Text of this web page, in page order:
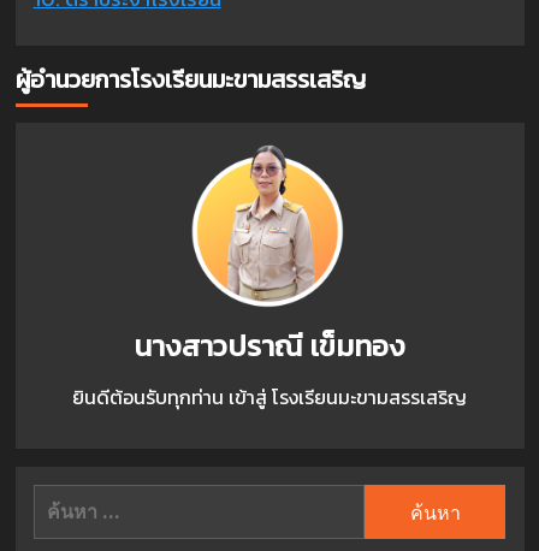
ผู้อำนวยการโรงเรียนมะขามสรรเสริญ
นางสาวปราณี เข็มทอง
ยินดีต้อนรับทุกท่าน เข้าสู่ โรงเรียนมะขามสรรเสริญ
ค้นหา